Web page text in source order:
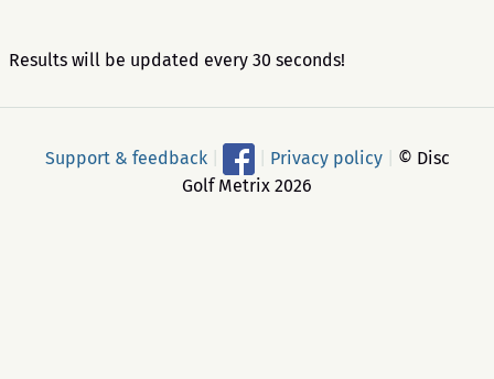
Results will be updated every 30 seconds!
Support & feedback Privacy policy
© Disc
Golf Metrix 2026